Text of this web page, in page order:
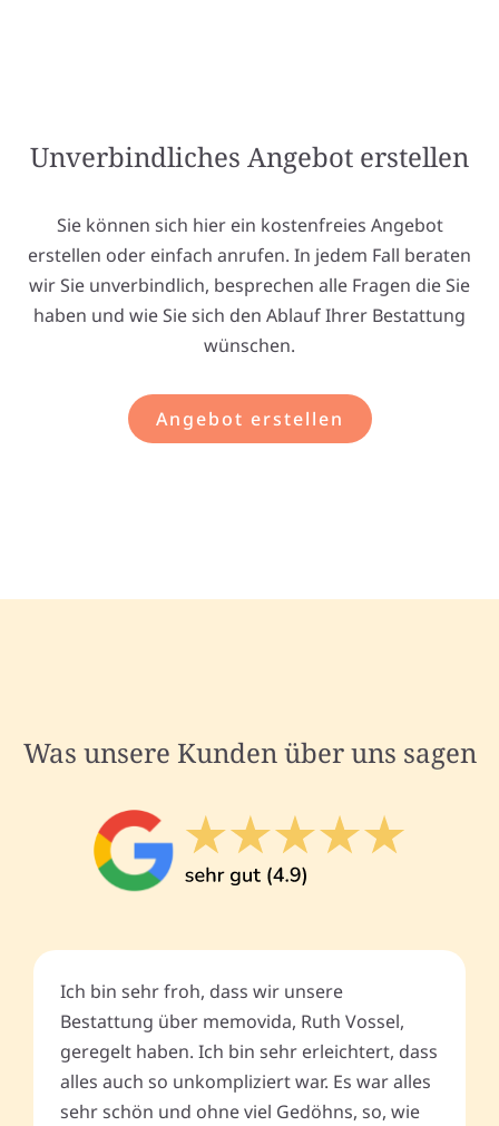
Unverbindliches Angebot erstellen
Sie können sich hier ein kostenfreies Angebot
erstellen oder einfach anrufen. In jedem Fall beraten
wir Sie unverbindlich, besprechen alle Fragen die Sie
haben und wie Sie sich den Ablauf Ihrer Bestattung
wünschen.
Angebot erstellen
Was unsere Kunden über uns sagen
Ich bin sehr froh, dass wir unsere
Bestattung über memovida, Ruth Vossel,
geregelt haben. Ich bin sehr erleichtert, dass
alles auch so unkompliziert war. Es war alles
sehr schön und ohne viel Gedöhns, so, wie